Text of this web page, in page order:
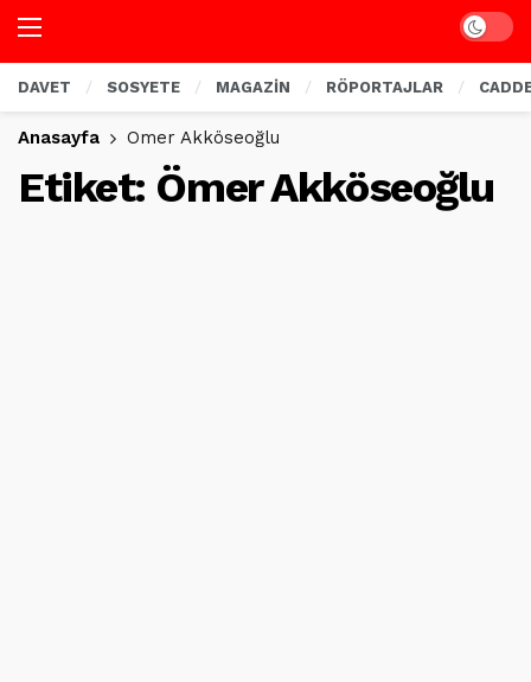
Dark
DAVET SOSYETE MAGAZİN RÖPORTAJLAR
Anasayfa Ömer Akköseoğlu
Etiket: Ömer Akköseoğlu